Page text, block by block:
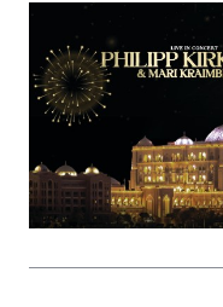
THE ST. REGIS
МАНИФЕСТ
ОКЕАНА
Подробнее